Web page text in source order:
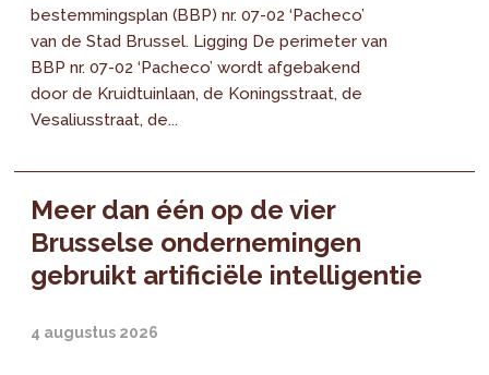
bestemmingsplan (BBP) nr. 07-02 ‘Pacheco’
van de Stad Brussel. Ligging De perimeter van
BBP nr. 07-02 ‘Pacheco’ wordt afgebakend
door de Kruidtuinlaan, de Koningsstraat, de
Vesaliusstraat, de...
Meer dan één op de vier
Brusselse ondernemingen
gebruikt artificiële intelligentie
4 augustus 2026